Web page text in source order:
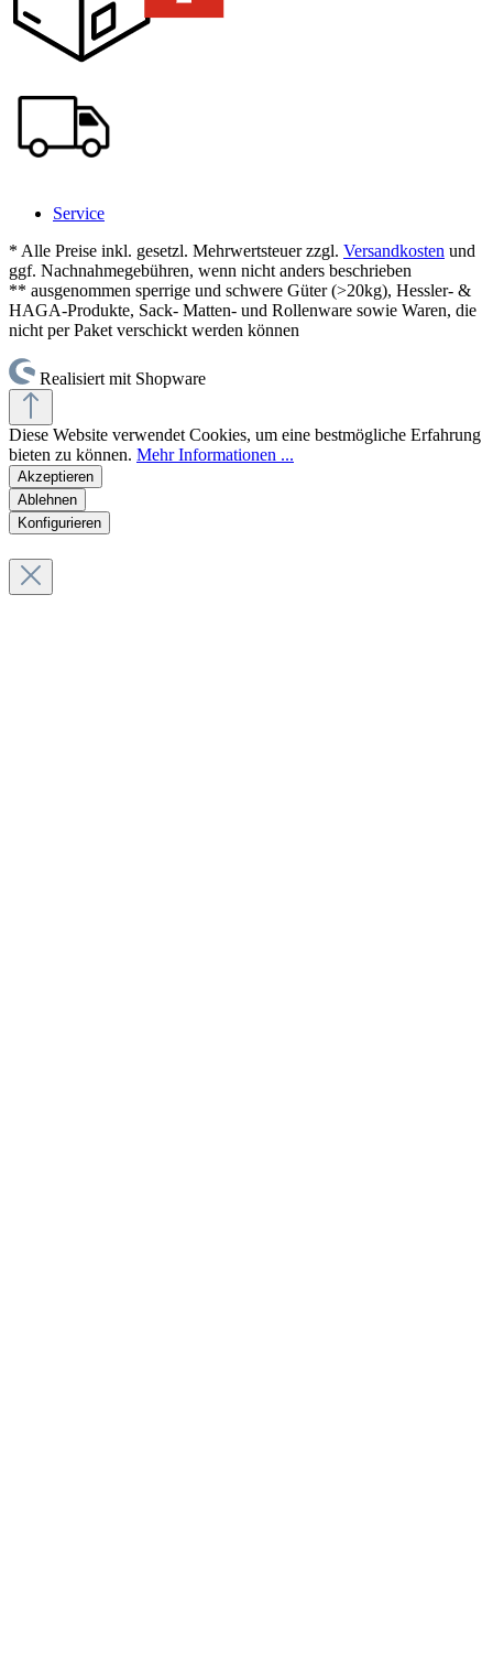
Service
* Alle Preise inkl. gesetzl. Mehrwertsteuer zzgl. Versandkosten und
ggf. Nachnahmegebühren, wenn nicht anders beschrieben
** ausgenommen sperrige und schwere Güter (>20kg), Hessler- &
HAGA-Produkte, Sack- Matten- und Rollenware sowie Waren, die
nicht per Paket verschickt werden können
Realisiert mit Shopware
Diese Website verwendet Cookies, um eine bestmögliche Erfahrung
bieten zu können. Mehr Informationen ...
Akzeptieren
Ablehnen
Konfigurieren